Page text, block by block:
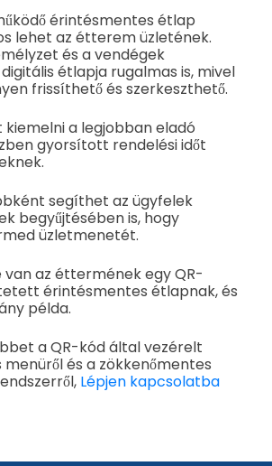
érintésmentes étlap
lehet az étterem üzletének.
és a vendégek
étlapja rugalmas is, mivel
frissíthető és szerkeszthető.
kiemelni a legjobban eladó
gyorsított rendelési időt
segíthet az ügyfelek
begyűjtésében is, hogy
üzletmenetét.
van az éttermének egy QR-
érintésmentes étlapnak, és
példa.
a QR-kód által vezérelt
és a zökkenőmentes
Lépjen kapcsolatba